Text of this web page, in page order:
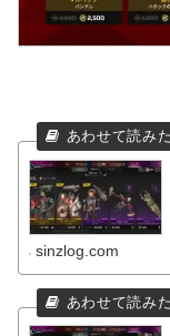
sinzlog.com